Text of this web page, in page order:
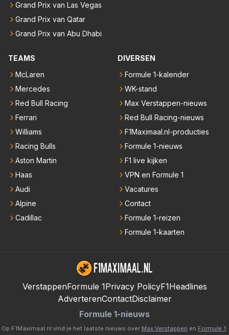
Grand Prix van Las Vegas
Grand Prix van Qatar
Grand Prix van Abu Dhabi
TEAMS
McLaren
Mercedes
Red Bull Racing
Ferrari
Williams
Racing Bulls
Aston Martin
Haas
Audi
Alpine
Cadillac
DIVERSEN
Formule 1-kalender
WK-stand
Max Verstappen-nieuws
Red Bull Racing-nieuws
F1Maximaal.nl-producties
Formule 1-nieuws
F1 live kijken
VPN en Formule 1
Vacatures
Contact
Formule 1-reizen
Formule 1-kaarten
VerstappenFormule 1Privacy PolicyF1Headlines
AdverterenContactDisclaimer
Formule 1-nieuws
Op F1Maximaal.nl vind je het laatste nieuws over Max Verstappen en Formule 1.